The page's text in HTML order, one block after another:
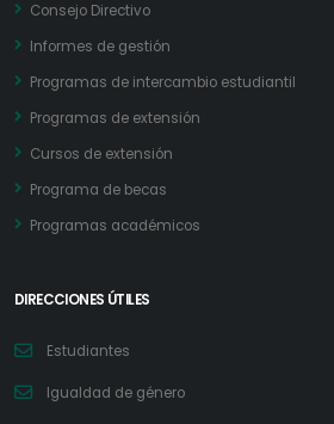
Consejo Directivo
Informes de gestión
Programas de intercambio estudiantil
Programas de extensión
Cursos de extensión
Programa de becas
Programas académicos
DIRECCIONES ÚTILES
Estudiantes
Igualdad de género